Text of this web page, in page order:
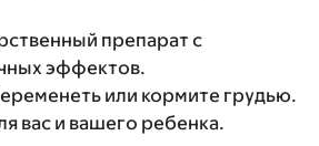
препарат с
эффектов.
или кормите грудью.
вас и вашего ребенка.